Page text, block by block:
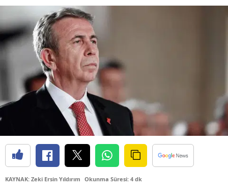
Erzurum
KAYNAK: Zeki Ersin Yıldırım Okunma Süresi: 4 dk